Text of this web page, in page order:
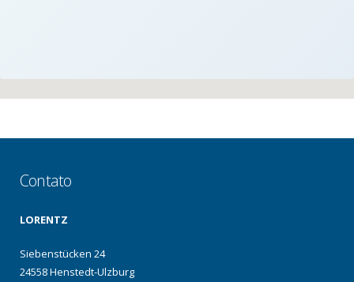
Contato
LORENTZ
Siebenstücken 24
24558 Henstedt-Ulzburg